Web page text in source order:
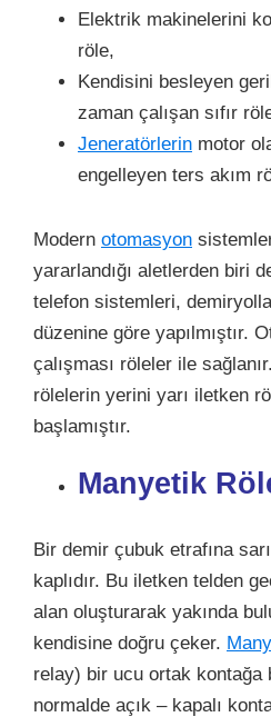
Elektrik makinelerini
röle,
Kendisini besleyen
zaman çalışan sıfır
Jeneratörlerin motor
engelleyen ters akım
Modern otomasyon
yararlandığı aletlerden biri
telefon sistemleri,
düzenine göre yapılmıştır.
çalışması röleler ile
rölelerin yerini yarı iletken
başlamıştır.
Manyetik
Bir demir çubuk etrafına
kaplıdır. Bu iletken telden
alan oluşturarak yakında
kendisine doğru çeker.
relay) bir ucu ortak kontağa
normalde açık – kapalı